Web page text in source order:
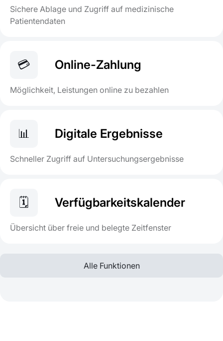
Sichere Ablage und Zugriff auf medizinische
Patientendaten
💳 Online-Zahlung
Möglichkeit, Leistungen online zu bezahlen
📊 Digitale Ergebnisse
Schneller Zugriff auf Untersuchungsergebnisse
🗓 Verfügbarkeitskalender
Übersicht über freie und belegte Zeitfenster
Alle Funktionen